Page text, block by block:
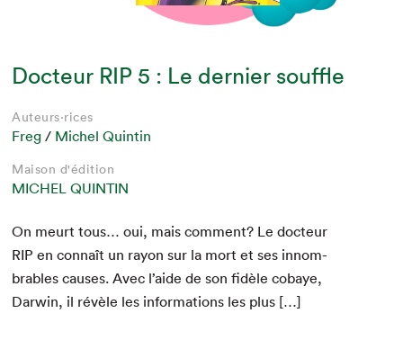
Docteur RIP 5 : Le dernier souffle
Auteurs·rices
Freg / Michel Quintin
Maison d'édition
MICHEL QUINTIN
On meurt tous… oui, mais com­ment? Le doc­teur
RIP en con­naît un ray­on sur la mort et ses innom­
brables caus­es. Avec l’aide de son fidèle cobaye,
Dar­win, il révèle les infor­ma­tions les plus […]